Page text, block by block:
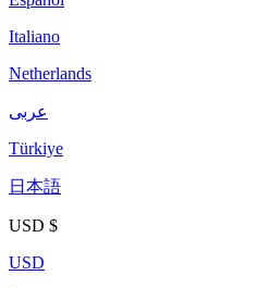
Italiano
Netherlands
عربى
Türkiye
日本語
USD $
USD